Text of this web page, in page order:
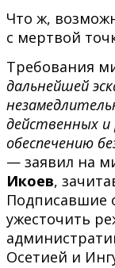
Что ж,
с мертвой
Требования
дальнейшей
действенных
обеспечению
— заявил на
Икоев,
Подписавшие
ужесточить
Осетией и